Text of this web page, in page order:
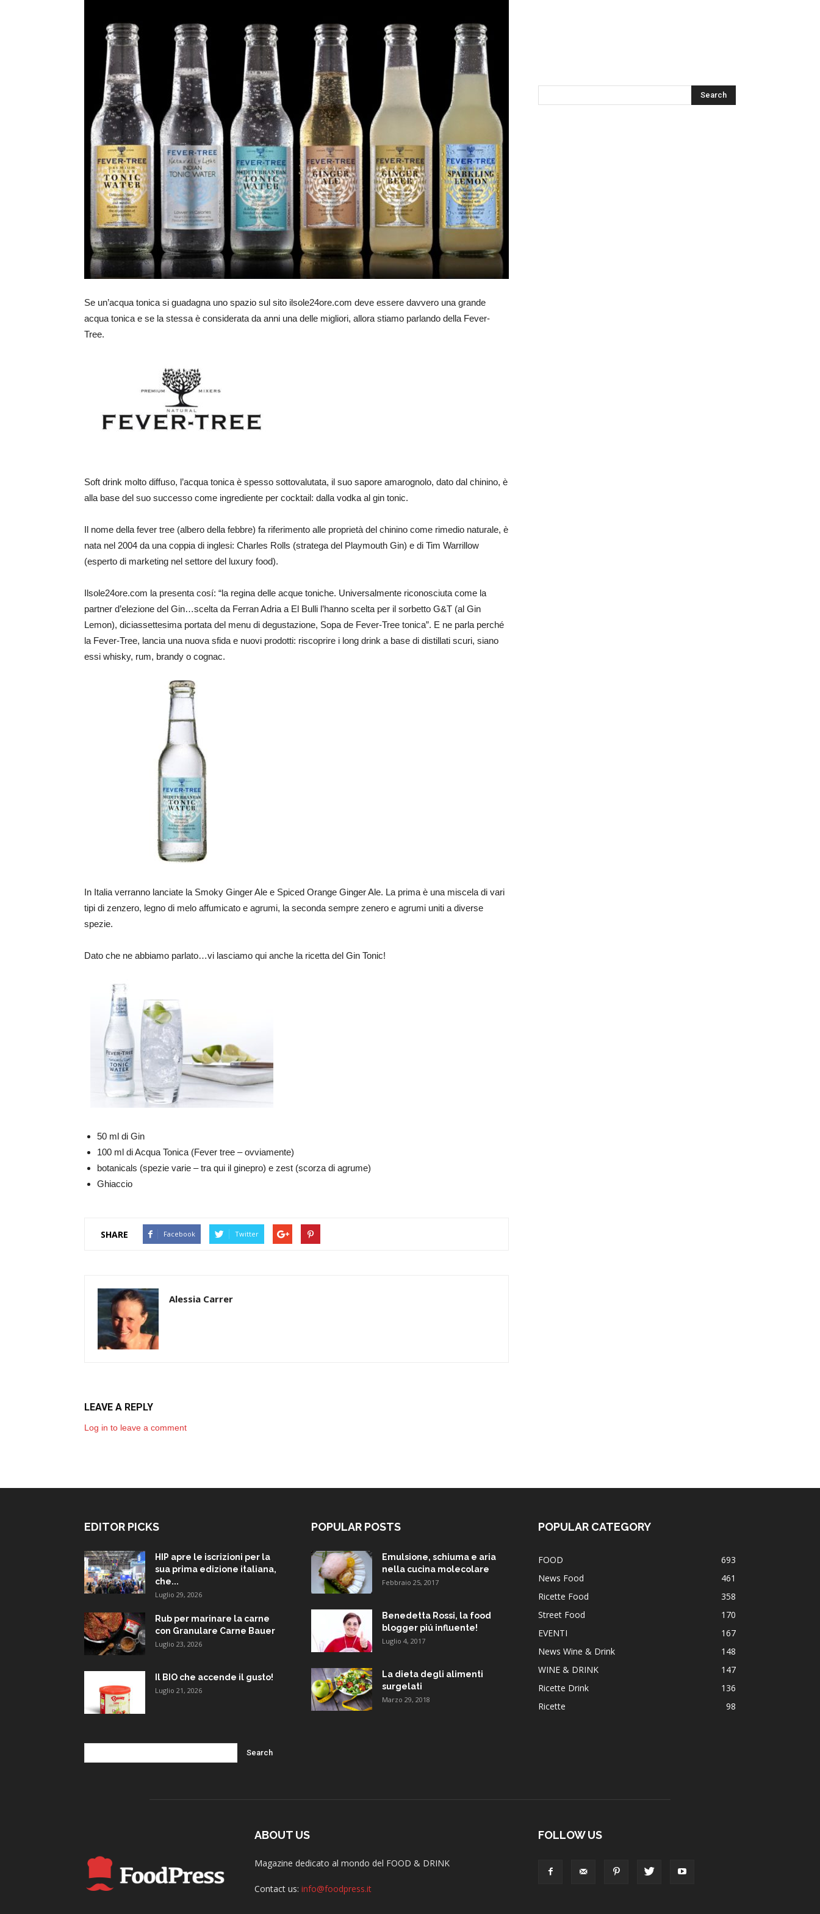
Se un’acqua tonica si guadagna uno spazio sul sito ilsole24ore.com deve essere davvero una grande
acqua tonica e se la stessa è considerata da anni una delle migliori, allora stiamo parlando della Fever-
Tree.
Soft drink molto diffuso, l’acqua tonica è spesso sottovalutata, il suo sapore amarognolo, dato dal chinino, è
alla base del suo successo come ingrediente per cocktail: dalla vodka al gin tonic.
Il nome della fever tree (albero della febbre) fa riferimento alle proprietà del chinino come rimedio naturale, è
nata nel 2004 da una coppia di inglesi: Charles Rolls (stratega del Playmouth Gin) e di Tim Warrillow
(esperto di marketing nel settore del luxury food).
Ilsole24ore.com la presenta cosí: “la regina delle acque toniche. Universalmente riconosciuta come la
partner d’elezione del Gin…scelta da Ferran Adria a El Bulli l’hanno scelta per il sorbetto G&T (al Gin
Lemon), diciassettesima portata del menu di degustazione, Sopa de Fever-Tree tonica”. E ne parla perché
la Fever-Tree, lancia una nuova sfida e nuovi prodotti: riscoprire i long drink a base di distillati scuri, siano
essi whisky, rum, brandy o cognac.
In Italia verranno lanciate la Smoky Ginger Ale e Spiced Orange Ginger Ale. La prima è una miscela di vari
tipi di zenzero, legno di melo affumicato e agrumi, la seconda sempre zenero e agrumi uniti a diverse
spezie.
Dato che ne abbiamo parlato…vi lasciamo qui anche la ricetta del Gin Tonic!
50 ml di Gin
100 ml di Acqua Tonica (Fever tree – ovviamente)
botanicals (spezie varie – tra qui il ginepro) e zest (scorza di agrume)
Ghiaccio
SHARE Facebook Twitter
Alessia Carrer
LEAVE A REPLY
Log in to leave a comment
EDITOR PICKS
HIP apre le iscrizioni per la
sua prima edizione italiana,
che...
Luglio 29, 2026
Rub per marinare la carne
con Granulare Carne Bauer
Luglio 23, 2026
Il BIO che accende il gusto!
Luglio 21, 2026
POPULAR POSTS
Emulsione, schiuma e aria
nella cucina molecolare
Febbraio 25, 2017
Benedetta Rossi, la food
blogger piú influente!
Luglio 4, 2017
La dieta degli alimenti
surgelati
Marzo 29, 2018
POPULAR CATEGORY
FOOD
693
News Food
461
Ricette Food
358
Street Food
170
EVENTI
167
News Wine & Drink
148
WINE & DRINK
147
Ricette Drink
136
Ricette
98
ABOUT US
Magazine dedicato al mondo del FOOD & DRINK
Contact us: info@foodpress.it
FOLLOW US